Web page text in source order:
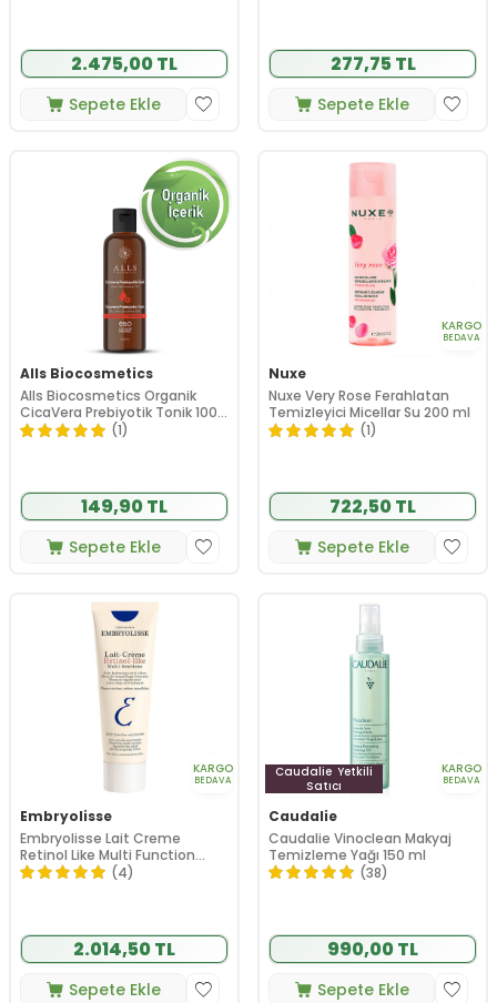
2.475,00 TL
Sepete Ekle
277,75 TL
Sepete Ekle
Alls Biocosmetics
Alls Biocosmetics Organik
CicaVera Prebiyotik Tonik 100
ml
(1)
149,90 TL
Sepete Ekle
KARGO
BEDAVA
Nuxe
Nuxe Very Rose Ferahlatan
Temizleyici Micellar Su 200 ml
(1)
722,50 TL
Sepete Ekle
KARGO
BEDAVA
Embryolisse
Embryolisse Lait Creme
Retinol Like Multi Function
Moisturizer 75 ml
(4)
2.014,50 TL
Sepete Ekle
Caudalie Yetkili
Satıcı
KARGO
BEDAVA
Caudalie
Caudalie Vinoclean Makyaj
Temizleme Yağı 150 ml
(38)
990,00 TL
Sepete Ekle